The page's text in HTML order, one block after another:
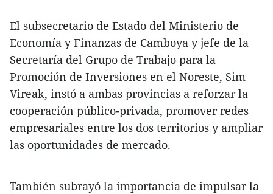
El subsecretario de Estado del Ministerio de
Economía y Finanzas de Camboya y jefe de la
Secretaría del Grupo de Trabajo para la
Promoción de Inversiones en el Noreste, Sim
Vireak, instó a ambas provincias a reforzar la
cooperación público-privada, promover redes
empresariales entre los dos territorios y ampliar
las oportunidades de mercado.
También subrayó la importancia de impulsar la